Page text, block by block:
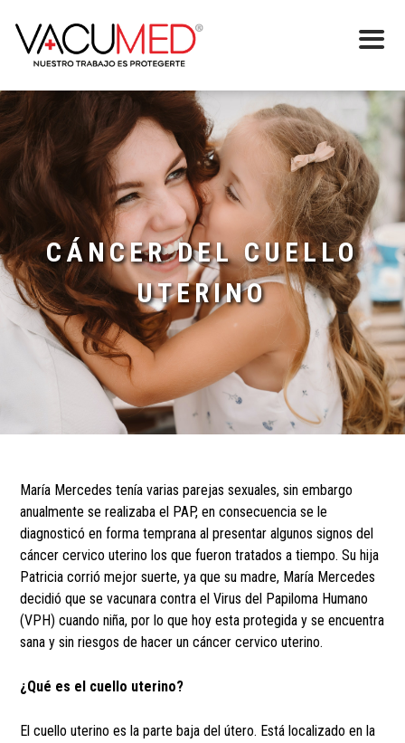
CÁNCER DEL CUELLO
UTERINO
María Mercedes tenía varias parejas sexuales, sin embargo
anualmente se realizaba el PAP, en consecuencia se le
diagnosticó en forma temprana al presentar algunos signos del
cáncer cervico uterino los que fueron tratados a tiempo. Su hija
Patricia corrió mejor suerte, ya que su madre, María Mercedes
decidió que se vacunara contra el Virus del Papiloma Humano
(VPH) cuando niña, por lo que hoy esta protegida y se encuentra
sana y sin riesgos de hacer un cáncer cervico uterino.
¿Qué es el cuello uterino?
El cuello uterino es la parte baja del útero. Está localizado en la